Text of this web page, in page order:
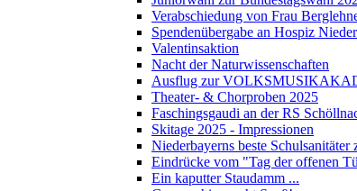
Verabschiedung von Frau
Spendenübergabe an Hospiz
Valentinsaktion
Nacht der Naturwissenschaften
Ausflug zur
Theater- & Chorproben 2025
Faschingsgaudi an der RS
Skitage 2025 - Impressionen
Niederbayerns beste
Eindrücke vom "Tag der offenen
Ein kaputter Staudamm ...